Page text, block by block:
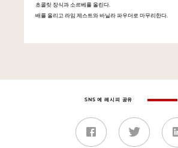
초콜릿 장식과 소르베를 올린다.
배를 올리고 라임 제스트와 바닐라 파우더로 마무리한다.
SNS 에 레시피 공유